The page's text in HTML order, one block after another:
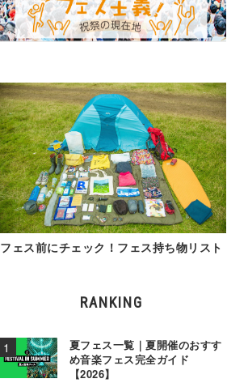
フェス前にチェック！フェス持ち物リスト
RANKING
夏フェス一覧｜夏開催のおすす
め音楽フェス完全ガイド
【2026】